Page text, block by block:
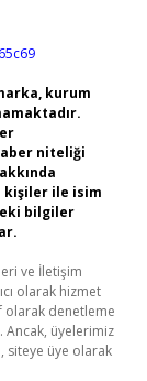
kurum
niteliği
kişiler ile isim
bilgiler
ve İletişim
olarak hizmet
olarak denetleme
Ancak, üyelerimiz
siteye üye olarak